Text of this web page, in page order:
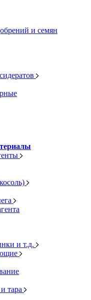
и семян
и т.д.
тара